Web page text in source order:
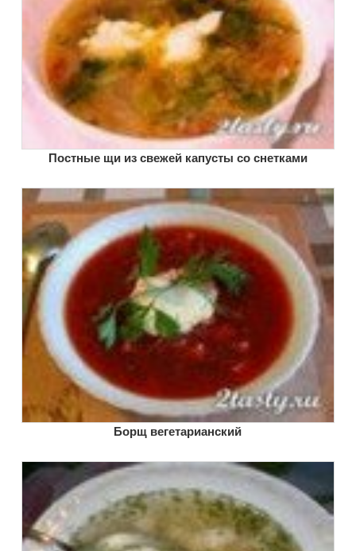
Постные щи из свежей капусты со снетками
Борщ вегетарианский